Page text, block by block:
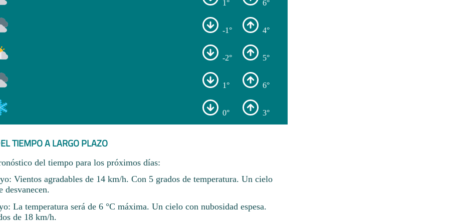
1° 6°
-1° 4°
-2° 5°
1° 6°
0° 3°
TIEMPO A LARGO PLAZO
del tiempo para los próximos días:
Vientos agradables de 14 km/h. Con 5 grados de temperatura. Un cielo
desvanecen.
La temperatura será de 6 °C máxima. Un cielo con nubosidad espesa.
de 18 km/h.